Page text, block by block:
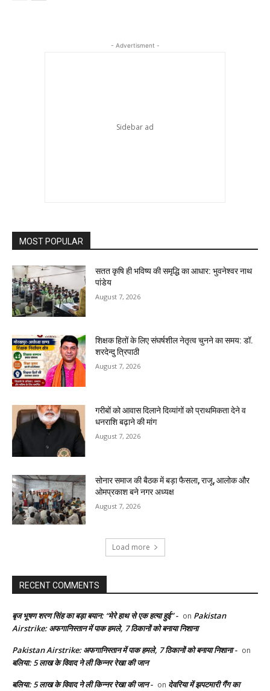
- Advertisment -
MOST POPULAR
सतत कृषि ही भविष्य की समृद्धि का आधार: भुवनेश्वर नाथ
पांडेय
August 7, 2026
शिक्षक हितों के लिए संघर्षशील नेतृत्व चुनने का समय: डॉ.
शरदेन्दु त्रिपाठी
August 7, 2026
गरीबों को आवास दिलाने दिव्यांगों को प्राथमिकता देने व
धनराशि बढ़ाने की मांग
August 7, 2026
सोनार समाज की बैठक में बड़ा फैसला, राजू, आलोक और
ओमप्रकाश बने नगर अध्यक्ष
August 7, 2026
Load more
RECENT COMMENTS
बृज भूषण शरण सिंह का बड़ा बयान: “मेरे हाथ से एक हत्या हुई” - on Pakistan
Airstrike: अफगानिस्तान में पाक हमले, 7 ठिकानों को बनाया निशाना
Pakistan Airstrike: अफगानिस्तान में पाक हमले, 7 ठिकानों को बनाया निशाना - on
बलिया: 5 लाख के विवाद ने ली किन्नर रेखा की जान
बलिया: 5 लाख के विवाद ने ली किन्नर रेखा की जान - on देवरिया में झपटमारी गैंग का